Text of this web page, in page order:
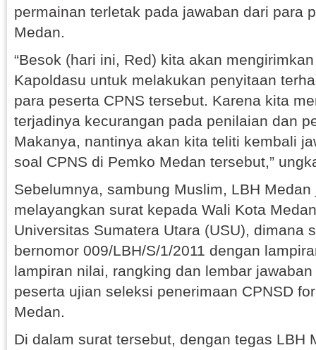
permainan terletak pada jawaban dari para
Medan.
“Besok (hari ini, Red) kita akan
Kapoldasu untuk melakukan penyitaan
para peserta CPNS tersebut. Karena kita
terjadinya kecurangan pada penilaian dan
Makanya, nantinya akan kita teliti kembali
soal CPNS di Pemko Medan tersebut,”
Sebelumnya, sambung Muslim, LBH Medan
melayangkan surat kepada Wali Kota
Universitas Sumatera Utara (USU), dimana
bernomor 009/LBH/S/1/2011 dengan
lampiran nilai, rangking dan lembar
peserta ujian seleksi penerimaan CPNSD
Medan.
Di dalam surat tersebut, dengan tegas LBH